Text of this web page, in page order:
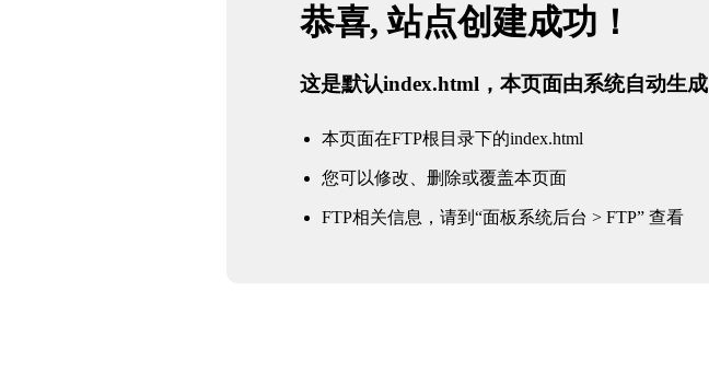
恭喜, 站点创建成功！
这是默认index.html，本页面由系统自动生成
本页面在FTP根目录下的index.html
您可以修改、删除或覆盖本页面
FTP相关信息，请到“面板系统后台 > FTP” 查看